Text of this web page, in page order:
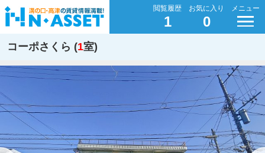
閲覧履歴
1
お気に入り
0
メニュー
コーポさくら (1室)